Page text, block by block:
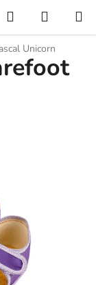
Szukaj
Unicorn